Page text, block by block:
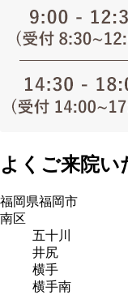
よくご来院
福岡県福岡市
南区
五十川
井尻
横手
横手南